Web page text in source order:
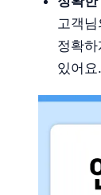
고객
정확
있어요.